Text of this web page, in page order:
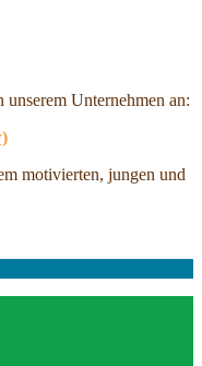
Unternehmen an:
motivierten, jungen und